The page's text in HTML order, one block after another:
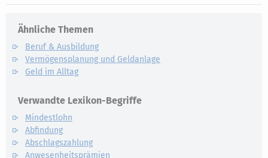
Ähnliche Themen
Beruf & Ausbildung
Vermögensplanung und Geldanlage
Geld im Alltag
Verwandte Lexikon-Begriffe
Mindestlohn
Abfindung
Abschlagszahlung
Anwesenheitsprämien